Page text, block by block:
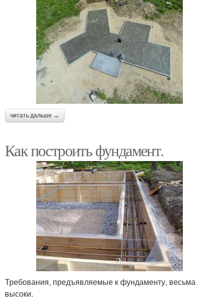
читать дальше →
Как построить фундамент.
Требования, предъявляемые к фундаменту, весьма
высоки.